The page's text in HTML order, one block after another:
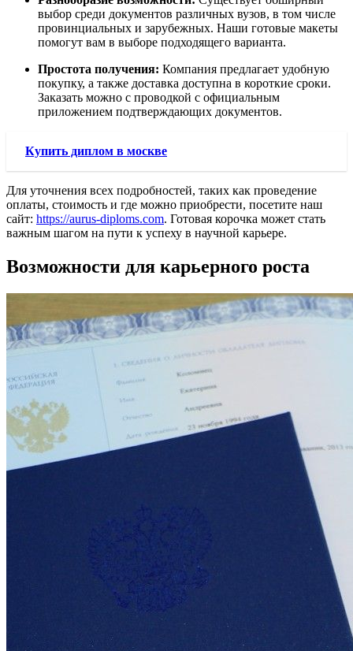
выбор среди документов различных вузов, в том числе
провинциальных и зарубежных. Наши готовые макеты
помогут вам в выборе подходящего варианта.
Простота получения: Компания предлагает удобную
покупку, а также доставка доступна в короткие сроки.
Заказать можно с проводкой с официальным
приложением подтверждающих документов.
Купить диплом в москве
Для уточнения всех подробностей, таких как проведение
оплаты, стоимость и где можно приобрести, посетите наш
сайт: https://aurus-diploms.com. Готовая корочка может стать
важным шагом на пути к успеху в научной карьере.
Возможности для карьерного роста